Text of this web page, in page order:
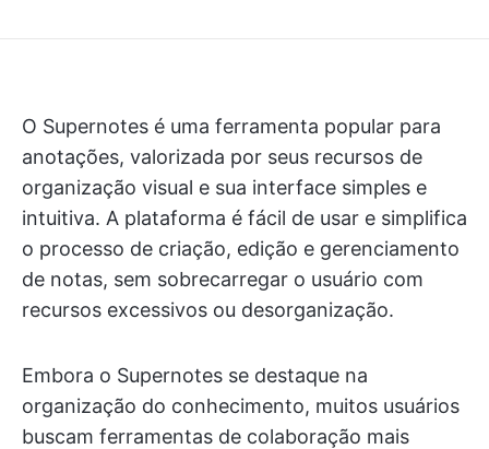
O Supernotes é uma ferramenta popular para
anotações, valorizada por seus recursos de
organização visual e sua interface simples e
intuitiva. A plataforma é fácil de usar e simplifica
o processo de criação, edição e gerenciamento
de notas, sem sobrecarregar o usuário com
recursos excessivos ou desorganização.
Embora o Supernotes se destaque na
organização do conhecimento, muitos usuários
buscam ferramentas de colaboração mais